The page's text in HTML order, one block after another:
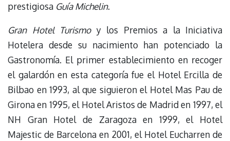
prestigiosa Guía Michelin.
Gran Hotel Turismoy los Premios a la Iniciativa
Hotelera desde su nacimiento han potenciado la
Gastronomía. El primer establecimiento en recoger
el galardón en esta categoría fue el Hotel Ercilla de
Bilbao en 1993, al que siguieron el Hotel Mas Pau de
Girona en 1995, el Hotel Aristos de Madrid en 1997, el
NH Gran Hotel de Zaragoza en 1999, el Hotel
Majestic de Barcelona en 2001, el Hotel Eucharren de